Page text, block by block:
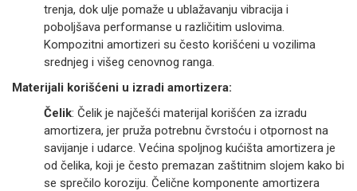
trenja, dok ulje pomaže u ublažavanju vibracija i
poboljšava performanse u različitim uslovima.
Kompozitni amortizeri su često korišćeni u vozilima
srednjeg i višeg cenovnog ranga.
Materijali korišćeni u izradi amortizera:
Čelik: Čelik je najčešći materijal korišćen za izradu
amortizera, jer pruža potrebnu čvrstoću i otpornost na
savijanje i udarce. Većina spoljnog kućišta amortizera je
od čelika, koji je često premazan zaštitnim slojem kako bi
se sprečilo koroziju. Čelične komponente amortizera